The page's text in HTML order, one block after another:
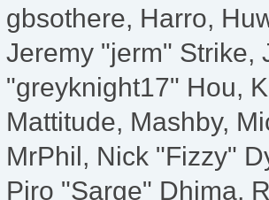
gbsothere, Harro,
Jeremy "jerm" Strike,
"greyknight17" Hou,
Mattitude, Mashby,
MrPhil, Nick "Fizzy"
Piro "Sarge" Dhima,